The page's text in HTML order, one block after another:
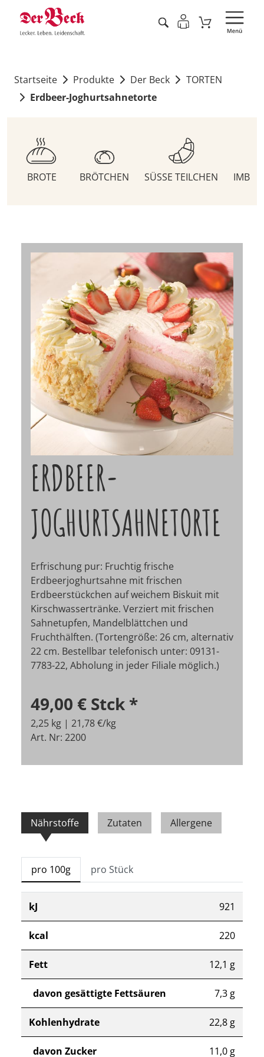
Startseite Produkte Der Beck
TORTEN
Erdbeer-Joghurtsahnetorte
BROTE BRÖTCHEN SÜSSE TEILCHEN
ERDBEER-
JOGHURTSAHNETORTE
Erfrischung pur: Fruchtig frische
Erdbeerjoghurtsahne mit frischen
Erdbeerstückchen auf weichem Biskuit mit
Kirschwassertränke. Verziert mit frischen
Sahnetupfen, Mandelblättchen und
Fruchthälften. (Tortengröße: 26 cm, alternativ
22 cm. Bestellbar telefonisch unter: 09131-
7783-22, Abholung in jeder Filiale möglich.)
49,00 € Stck *
2,25 kg | 21,78 €/kg
Art. Nr: 2200
Nährstoffe Zutaten Allergene
pro 100g pro Stück
kJ 921
kcal 220
Fett 12,1 g
davon gesättigte Fettsäuren 7,3 g
Kohlenhydrate 22,8 g
davon Zucker 11,0 g